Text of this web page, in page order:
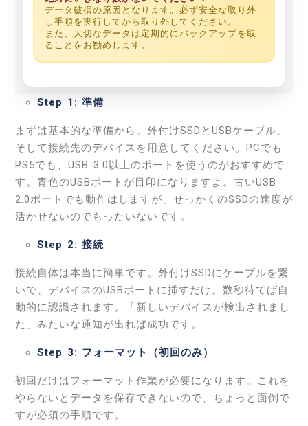
データ破損の原因となります。必ず安全な取り外
し手順を実行してから取り外してください。
また、大切なデータは定期的にバックアップを取
ることをお勧めします。
Step 1: 準備
まずは基本的な準備から。外付けSSDとUSBケーブル、
そして接続先のデバイスを用意してください。PCでも
PS5でも、USB 3.0以上のポートを使うのがおすすめで
す。青色のUSBポートが目印になりますよ。古いUSB
2.0ポートでも動作はしますが、せっかくのSSDの速度が
活かせないのでもったいないです。
Step 2: 接続
接続自体は本当に簡単です。外付けSSDにケーブルを繋
いで、デバイスのUSBポートに挿すだけ。数秒待てば自
動的に認識されます。「新しいデバイスが検出されまし
た」みたいな通知が出れば成功です。
Step 3: フォーマット（初回のみ）
初回だけはフォーマット作業が必要になります。これを
やらないとデータを保存できないので、ちょっと面倒で
すが必須の手順です。